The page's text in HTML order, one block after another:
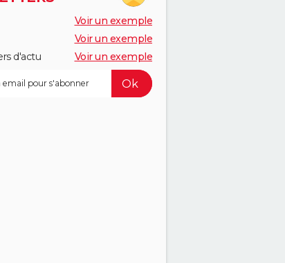
Voir un exemple
Voir un exemple
d'actu
Voir un exemple